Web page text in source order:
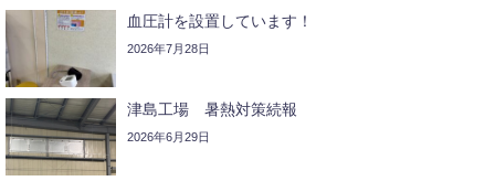
血圧計を設置しています！
2026年7月28日
津島工場 暑熱対策続報
2026年6月29日